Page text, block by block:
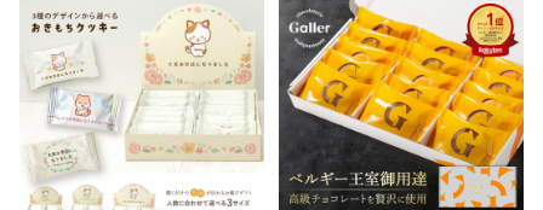
贈り物 プレゼント 手土産 お土産
お取り寄せ お返し 誕生日 出産祝
い お盆 帰省 残暑見舞い お供え
い お返し 詰め合わせ ドゥーブル
と選べるスイーツセット 送料込み